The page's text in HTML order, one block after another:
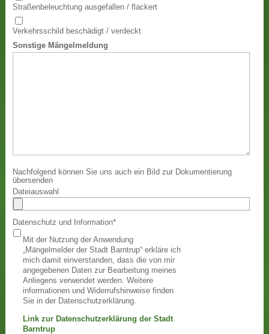
Straßenbeleuchtung ausgefallen / flackert
Verkehrsschild beschädigt / verdeckt
Sonstige Mängelmeldung
Nachfolgend können Sie uns auch ein Bild zur Dokumentierung
übersenden
Dateiauswahl
Datenschutz und Information*
Mit der Nutzung der Anwendung
„Mängelmelder der Stadt Barntrup“ erkläre ich
mich damit einverstanden, dass die von mir
angegebenen Daten zur Bearbeitung meines
Anliegens verwendet werden. Weitere
informationen und Widerrufshinweise finden
Sie in der Datenschutzerklärung.
Link zur Datenschutzerklärung der Stadt
Barntrup